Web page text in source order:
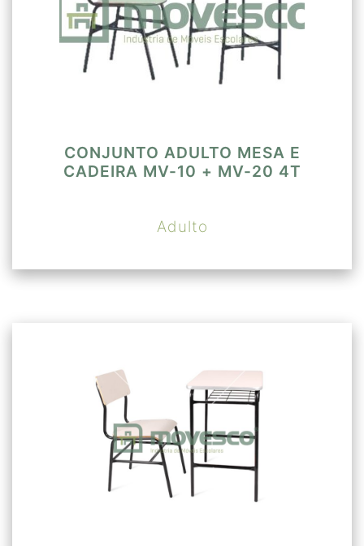
CONJUNTO ADULTO MESA E
CADEIRA MV-10 + MV-20 4T
Adulto